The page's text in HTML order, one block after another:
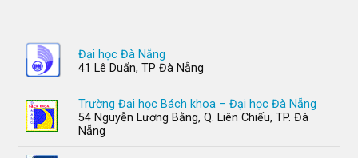
Đại học Đà Nẵng
41 Lê Duẩn, TP Đà Nẵng
Trường Đại học Bách khoa – Đại học Đà Nẵng
54 Nguyễn Lương Bằng, Q. Liên Chiếu, TP. Đà
Nẵng